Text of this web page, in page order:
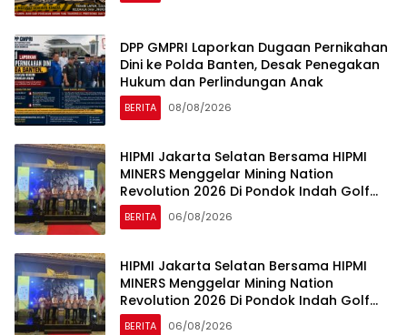
DPP GMPRI Laporkan Dugaan Pernikahan
Dini ke Polda Banten, Desak Penegakan
Hukum dan Perlindungan Anak
BERITA 08/08/2026
HIPMI Jakarta Selatan Bersama HIPMI
MINERS Menggelar Mining Nation
Revolution 2026 Di Pondok Indah Golf
Jakarta
BERITA 06/08/2026
HIPMI Jakarta Selatan Bersama HIPMI
MINERS Menggelar Mining Nation
Revolution 2026 Di Pondok Indah Golf
Jakarta
BERITA 06/08/2026